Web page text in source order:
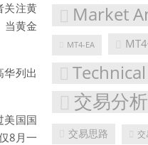
关注黄
当黄金
列出
美国国
8月一
Market
MT4-EA
交易分析
交易思路 交